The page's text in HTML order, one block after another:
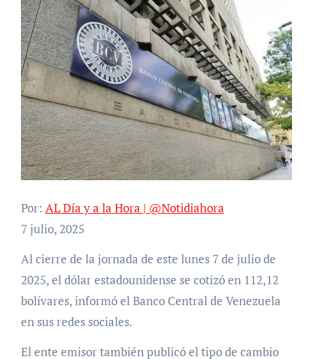
Por: AL Día y a la Hora | @Notidiahora
7 julio, 2025
Al cierre de la jornada de este lunes 7 de julio de
2025, el dólar estadounidense se cotizó en 112,12
bolívares, informó el Banco Central de Venezuela
en sus redes sociales.
El ente emisor también publicó el tipo de cambio